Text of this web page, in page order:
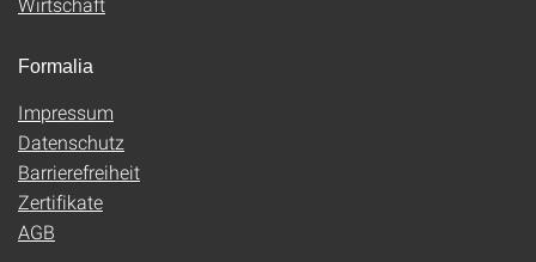
Formalia
Impressum
Datenschutz
Barrierefreiheit
Zertifikate
AGB